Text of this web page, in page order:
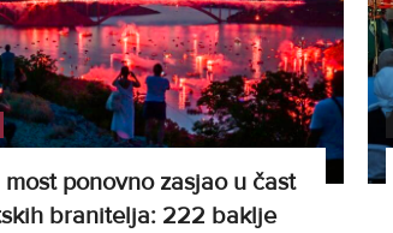
most ponovno zasjao u čast
branitelja: 222 baklje